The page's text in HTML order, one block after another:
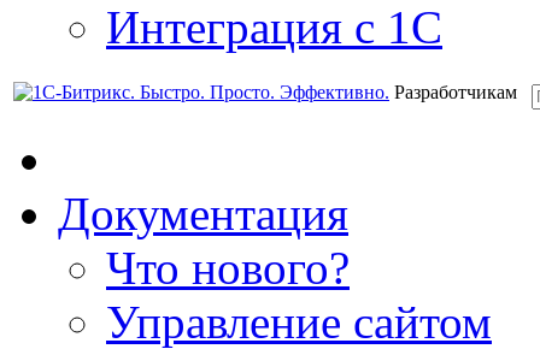
Интеграция с 1С
Разработчикам
Документация
Что нового?
Управление сайтом